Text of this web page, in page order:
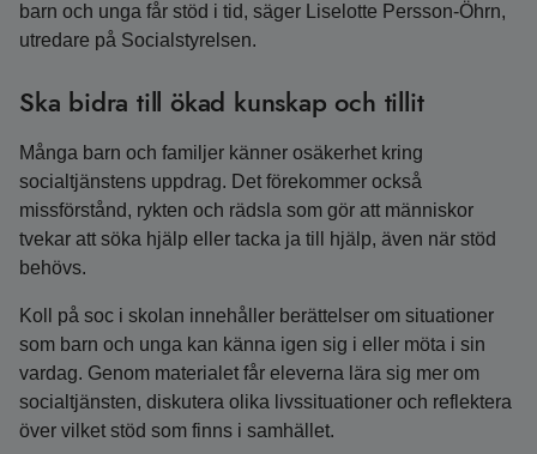
barn och unga får stöd i tid, säger Liselotte Persson-Öhrn,
utredare på Socialstyrelsen.
Ska bidra till ökad kunskap och tillit
Många barn och familjer känner osäkerhet kring
socialtjänstens uppdrag. Det förekommer också
missförstånd, rykten och rädsla som gör att människor
tvekar att söka hjälp eller tacka ja till hjälp, även när stöd
behövs.
Koll på soc i skolan innehåller berättelser om situationer
som barn och unga kan känna igen sig i eller möta i sin
vardag. Genom materialet får eleverna lära sig mer om
socialtjänsten, diskutera olika livssituationer och reflektera
över vilket stöd som finns i samhället.